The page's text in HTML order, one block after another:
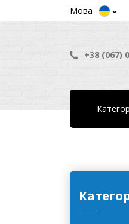
Мова
+38 (067)